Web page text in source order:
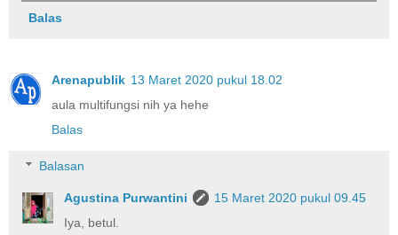
Balas
Arenapublik 13 Maret 2020 pukul 18.02
aula multifungsi nih ya hehe
Balas
Balasan
Agustina Purwantini
15 Maret 2020 pukul 09.45
Iya, betul.